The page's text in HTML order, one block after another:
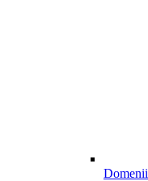
Domenii